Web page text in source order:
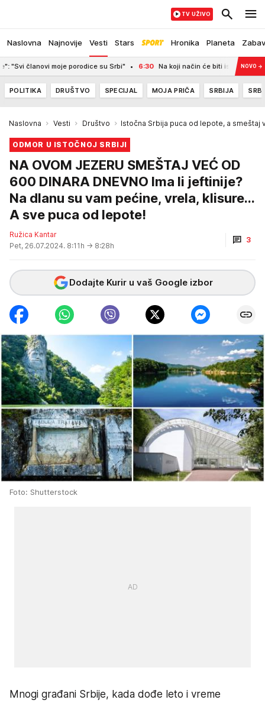
Naslovna Najnovije Vesti Stars Hronika Planeta
TV UŽIVO
porodice su Srbi" 6:30 Na koji način će biti isplaćena državna pomoć?NOVO →
POLITIKA DRUŠTVO SPECIJAL MOJA PRIČA SRBIJA
Naslovna Vesti Društvo Istočna Srbija puca od lepote, a smeštaj
ODMOR U ISTOČNOJ SRBIJI
NA OVOM JEZERU SMEŠTAJ VEĆ OD
600 DINARA DNEVNO Ima li jeftinije?
Na dlanu su vam pećine, vrela, klisure...
A sve puca od lepote!
Ružica Kantar
Pet, 26.07.2024. 8:11h → 8:28h
3
Dodajte Kurir u vaš Google izbor
Foto: Shutterstock
Mnogi građani Srbije, kada dođe leto i vreme